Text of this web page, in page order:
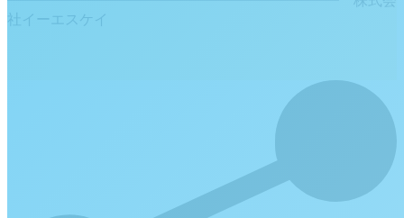
社イーエスケイ